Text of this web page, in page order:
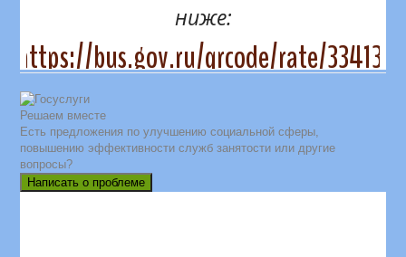
ниже:
https://bus.gov.ru/qrcode/rate/334131
Решаем вместе
Есть предложения по улучшению социальной сферы,
повышению эффективности служб занятости или другие
вопросы?
Написать о проблеме